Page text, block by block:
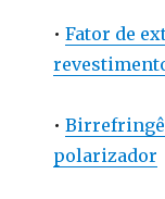
•Fator de
•
polarizador